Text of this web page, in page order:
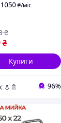
1050 ₴/міс
₴
₴
Купити
💧🚿 96%